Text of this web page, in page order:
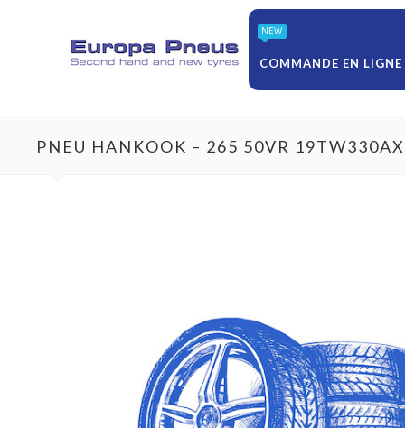
NEW
COMMANDE EN LIGNE
PNEU HANKOOK – 265 50VR